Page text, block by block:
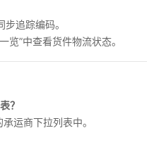
追踪编码。
览”中查看货件物流状态。
？
运商下拉列表中。